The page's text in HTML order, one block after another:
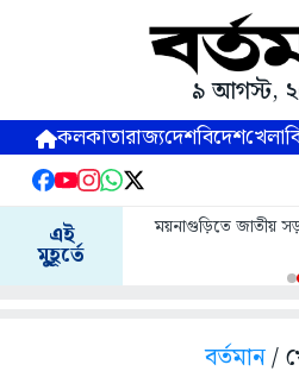
৯ আগস্ট,
কলকাতারাজ্যদেশবিদেশখেলা
এই
মুহূর্তে
ময়নাগুড়িতে জাতীয়
বর্তমান/